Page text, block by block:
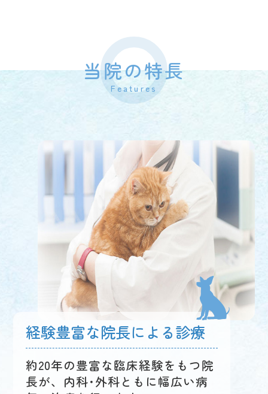
当院の特長
Features
経験豊富な院長による診療
約20年の豊富な臨床経験をもつ院
長が、内科･外科ともに幅広い病